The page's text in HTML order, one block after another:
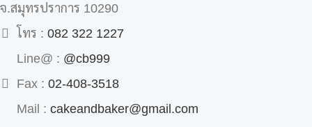
จ.สมุทรปราการ 10290
โทร : 082 322 1227
Line@ : @cb999
Fax : 02-408-3518
Mail : cakeandbaker@gmail.com